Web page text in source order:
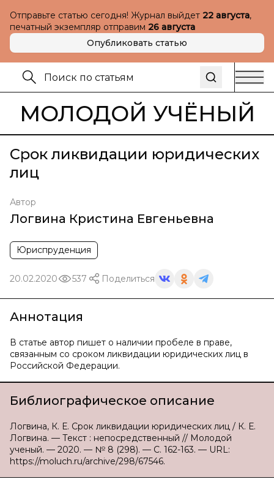
Отправьте статью сегодня! Журнал выйдет 22 августа,
печатный экземпляр отправим 26 августа
Опубликовать статью
МОЛОДОЙ УЧЁНЫЙ
Срок ликвидации юридических
лиц
Автор
Логвина Кристина Евгеньевна
Юриспруденция
20.02.2020 537 Поделиться
Аннотация
В статье автор пишет о наличии пробеле в праве,
связанным со сроком ликвидации юридических лиц в
Российской Федерации.
Библиографическое описание
Логвина, К. Е. Срок ликвидации юридических лиц / К. Е.
Логвина. — Текст : непосредственный // Молодой
ученый. — 2020. — № 8 (298). — С. 162-163. — URL:
https://moluch.ru/archive/298/67546.